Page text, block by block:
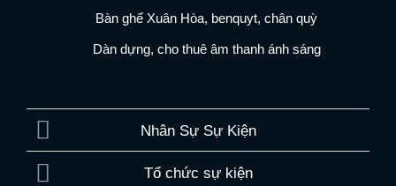
Bàn ghế Xuân Hòa, benquyt, chân quỳ
Dàn dựng, cho thuê âm thanh ánh sáng
Nhân Sự Sự Kiện
Tổ chức sự kiện